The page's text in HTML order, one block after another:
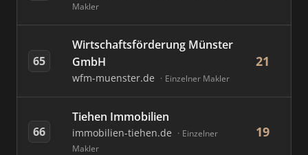
Makler
65
Wirtschaftsförderung Münster
GmbH
wfm-muenster.de Einzelner Makler
21
66
Tiehen Immobilien
immobilien-tiehen.de
Einzelner
Makler
19